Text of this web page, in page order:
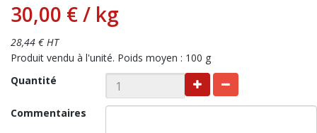
30,00 €/ kg
28,44 € HT
Produit vendu à l'unité. Poids moyen : 100 g
Quantité
Commentaires